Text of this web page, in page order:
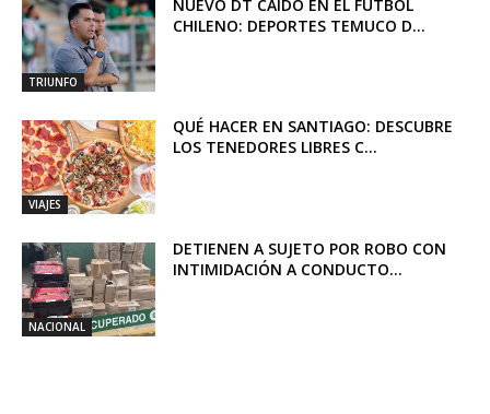
TRIUNFO
NUEVO DT CAÍDO EN EL FÚTBOL
CHILENO: DEPORTES TEMUCO D...
VIAJES
QUÉ HACER EN SANTIAGO: DESCUBRE
LOS TENEDORES LIBRES C...
NACIONAL
DETIENEN A SUJETO POR ROBO CON
INTIMIDACIÓN A CONDUCTO...